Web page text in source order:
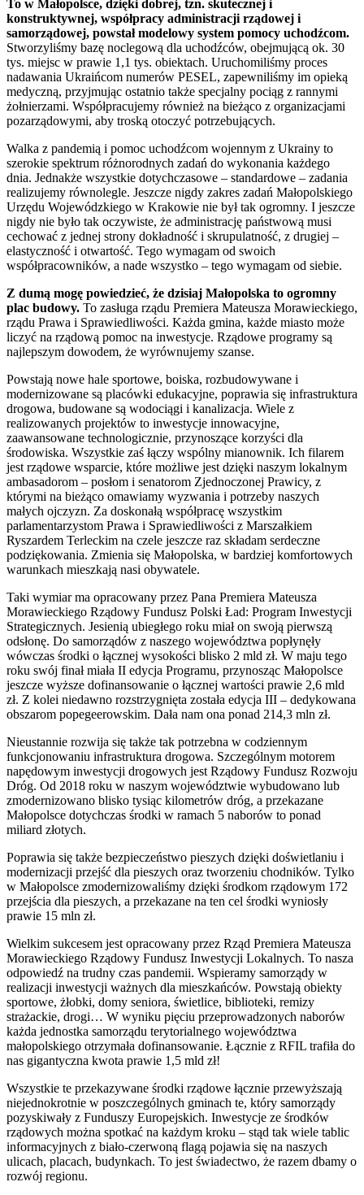
To w Małopolsce, dzięki dobrej, tzn. skutecznej i
konstruktywnej, współpracy administracji rządowej i
samorządowej, powstał modelowy system pomocy uchodźcom.
Stworzyliśmy bazę noclegową dla uchodźców, obejmującą ok. 30
tys. miejsc w prawie 1,1 tys. obiektach. Uruchomiliśmy proces
nadawania Ukraińcom numerów PESEL, zapewniliśmy im opieką
medyczną, przyjmując ostatnio także specjalny pociąg z rannymi
żołnierzami. Współpracujemy również na bieżąco z organizacjami
pozarządowymi, aby troską otoczyć potrzebujących.
Walka z pandemią i pomoc uchodźcom wojennym z Ukrainy to
szerokie spektrum różnorodnych zadań do wykonania każdego
dnia. Jednakże wszystkie dotychczasowe – standardowe – zadania
realizujemy równolegle. Jeszcze nigdy zakres zadań Małopolskiego
Urzędu Wojewódzkiego w Krakowie nie był tak ogromny. I jeszcze
nigdy nie było tak oczywiste, że administrację państwową musi
cechować z jednej strony dokładność i skrupulatność, z drugiej –
elastyczność i otwartość. Tego wymagam od swoich
współpracowników, a nade wszystko – tego wymagam od siebie.
Z dumą mogę powiedzieć, że dzisiaj Małopolska to ogromny
plac budowy. To zasługa rządu Premiera Mateusza Morawieckiego,
rządu Prawa i Sprawiedliwości. Każda gmina, każde miasto może
liczyć na rządową pomoc na inwestycje. Rządowe programy są
najlepszym dowodem, że wyrównujemy szanse.
Powstają nowe hale sportowe, boiska, rozbudowywane i
modernizowane są placówki edukacyjne, poprawia się infrastruktura
drogowa, budowane są wodociągi i kanalizacja. Wiele z
realizowanych projektów to inwestycje innowacyjne,
zaawansowane technologicznie, przynoszące korzyści dla
środowiska. Wszystkie zaś łączy wspólny mianownik. Ich filarem
jest rządowe wsparcie, które możliwe jest dzięki naszym lokalnym
ambasadorom – posłom i senatorom Zjednoczonej Prawicy, z
którymi na bieżąco omawiamy wyzwania i potrzeby naszych
małych ojczyzn. Za doskonałą współpracę wszystkim
parlamentarzystom Prawa i Sprawiedliwości z Marszałkiem
Ryszardem Terleckim na czele jeszcze raz składam serdeczne
podziękowania. Zmienia się Małopolska, w bardziej komfortowych
warunkach mieszkają nasi obywatele.
Taki wymiar ma opracowany przez Pana Premiera Mateusza
Morawieckiego Rządowy Fundusz Polski Ład: Program Inwestycji
Strategicznych. Jesienią ubiegłego roku miał on swoją pierwszą
odsłonę. Do samorządów z naszego województwa popłynęły
wówczas środki o łącznej wysokości blisko 2 mld zł. W maju tego
roku swój finał miała II edycja Programu, przynosząc Małopolsce
jeszcze wyższe dofinansowanie o łącznej wartości prawie 2,6 mld
zł. Z kolei niedawno rozstrzygnięta została edycja III – dedykowana
obszarom popegeerowskim. Dała nam ona ponad 214,3 mln zł.
Nieustannie rozwija się także tak potrzebna w codziennym
funkcjonowaniu infrastruktura drogowa. Szczególnym motorem
napędowym inwestycji drogowych jest Rządowy Fundusz Rozwoju
Dróg. Od 2018 roku w naszym województwie wybudowano lub
zmodernizowano blisko tysiąc kilometrów dróg, a przekazane
Małopolsce dotychczas środki w ramach 5 naborów to ponad
miliard złotych.
Poprawia się także bezpieczeństwo pieszych dzięki doświetlaniu i
modernizacji przejść dla pieszych oraz tworzeniu chodników. Tylko
w Małopolsce zmodernizowaliśmy dzięki środkom rządowym 172
przejścia dla pieszych, a przekazane na ten cel środki wyniosły
prawie 15 mln zł.
Wielkim sukcesem jest opracowany przez Rząd Premiera Mateusza
Morawieckiego Rządowy Fundusz Inwestycji Lokalnych. To nasza
odpowiedź na trudny czas pandemii. Wspieramy samorządy w
realizacji inwestycji ważnych dla mieszkańców. Powstają obiekty
sportowe, żłobki, domy seniora, świetlice, biblioteki, remizy
strażackie, drogi… W wyniku pięciu przeprowadzonych naborów
każda jednostka samorządu terytorialnego województwa
małopolskiego otrzymała dofinansowanie. Łącznie z RFIL trafiła do
nas gigantyczna kwota prawie 1,5 mld zł!
Wszystkie te przekazywane środki rządowe łącznie przewyższają
niejednokrotnie w poszczególnych gminach te, który samorządy
pozyskiwały z Funduszy Europejskich. Inwestycje ze środków
rządowych można spotkać na każdym kroku – stąd tak wiele tablic
informacyjnych z biało-czerwoną flagą pojawia się na naszych
ulicach, placach, budynkach. To jest świadectwo, że razem dbamy o
rozwój regionu.